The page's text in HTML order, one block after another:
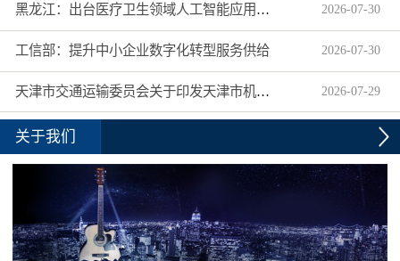
黑龙江：出台医疗卫生领域人工智能应用工作实施方案 2026-07-30
工信部：提升中小企业数字化转型服务供给 2026-07-30
天津市交通运输委员会关于印发天津市机动车驾驶员培训机构及教练员综合信用评价管理办法的通知 2026-07-29
关于我们